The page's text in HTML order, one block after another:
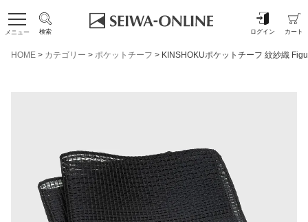
メニュー 検索 ログイン カート
HOME カテゴリー ポケットチーフ KINSHOKUポケットチーフ 紋紗織